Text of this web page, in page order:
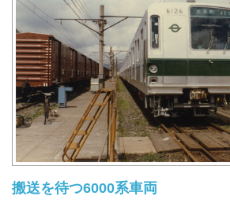
搬送を待つ6000系車両